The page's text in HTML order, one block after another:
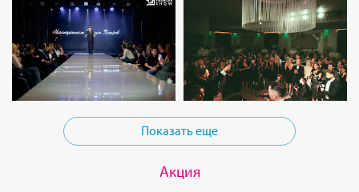
Показать еще
Акция